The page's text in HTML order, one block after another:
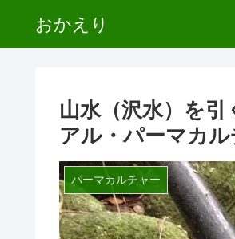
おかえり
山水（沢水）を
アル・パーマカル
パーマカルチャー